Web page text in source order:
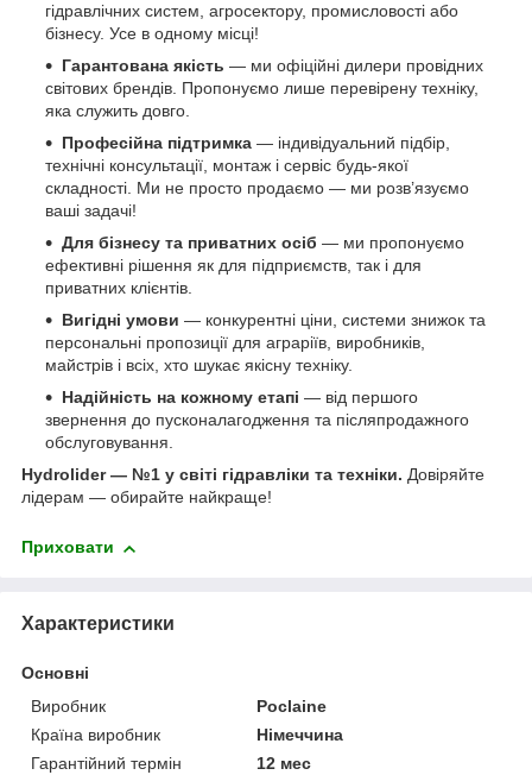
гідравлічних систем, агросектору, промисловості або
бізнесу. Усе в одному місці!
Гарантована якість — ми офіційні дилери провідних
світових брендів. Пропонуємо лише перевірену техніку,
яка служить довго.
Професійна підтримка — індивідуальний підбір,
технічні консультації, монтаж і сервіс будь-якої
складності. Ми не просто продаємо — ми розв’язуємо
ваші задачі!
Для бізнесу та приватних осіб — ми пропонуємо
ефективні рішення як для підприємств, так і для
приватних клієнтів.
Вигідні умови — конкурентні ціни, системи знижок та
персональні пропозиції для аграріїв, виробників,
майстрів і всіх, хто шукає якісну техніку.
Надійність на кожному етапі — від першого
звернення до пусконалагодження та післяпродажного
обслуговування.
Hydrolider — №1 у світі гідравліки та техніки. Довіряйте
лідерам — обирайте найкраще!
Приховати
Характеристики
Основні
Виробник
Poclaine
Країна виробник
Німеччина
Гарантійний термін
12 мес